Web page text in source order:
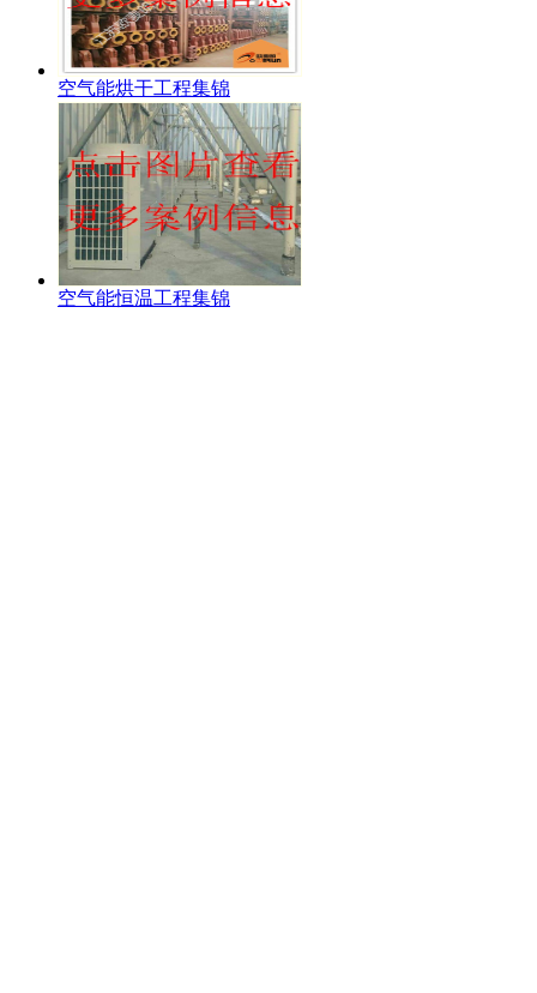
空气能烘干工程集锦
空气能恒温工程集锦